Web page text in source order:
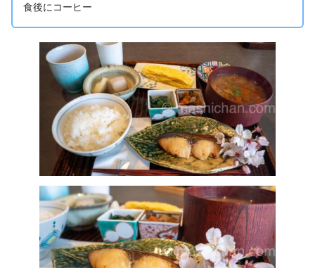
食後にコーヒー